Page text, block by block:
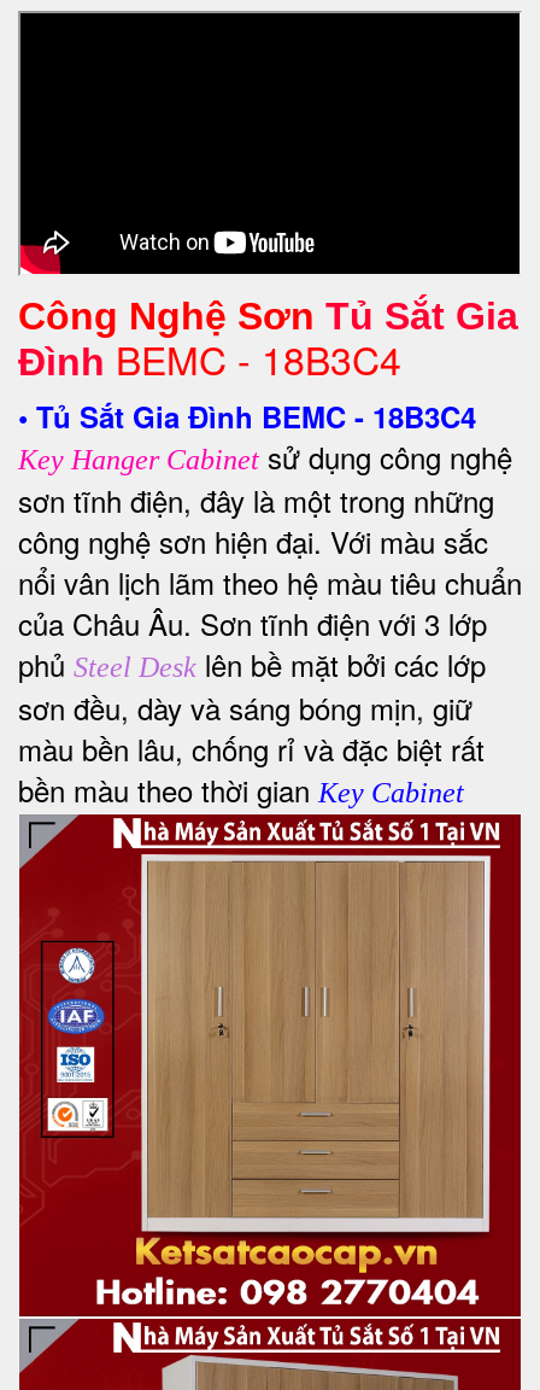
Công Nghệ Sơn Tủ Sắt Gia
Đình BEMC - 18B3C4
• Tủ Sắt Gia Đình BEMC - 18B3C4
Key Hanger Cabinet sử dụng công nghệ
sơn tĩnh điện, đây là một trong những
công nghệ sơn hiện đại. Với màu sắc
nổi vân lịch lãm theo hệ màu tiêu chuẩn
của Châu Âu. Sơn tĩnh điện với 3 lớp
phủ Steel Desk lên bề mặt bởi các lớp
sơn đều, dày và sáng bóng mịn, giữ
màu bền lâu, chống rỉ và đặc biệt rất
bền màu theo thời gian Key Cabinet